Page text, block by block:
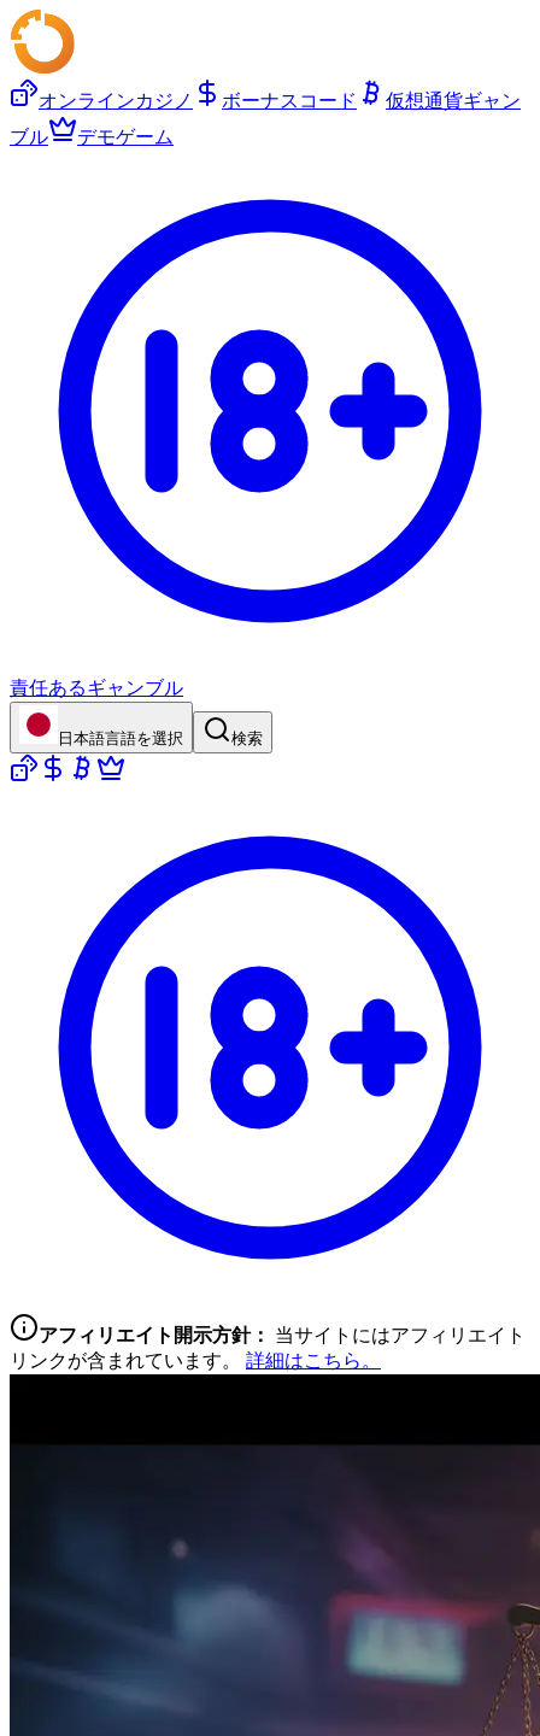
オンラインカジノ ボーナスコード
仮想通貨ギャン
ブル
デモゲーム
責任あるギャンブル
日本語言語を選択 検索
アフィリエイト開示方針：
当サイトにはアフィリエイト
リンクが含まれています。
詳細はこちら。